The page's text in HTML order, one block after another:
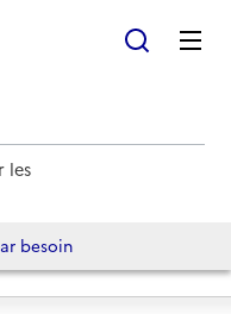
les
besoin